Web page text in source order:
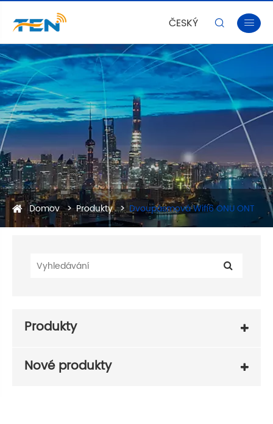
ČESKÝ  
Domov Produkty Dvoupásmová Wifi6 ONU ONT
Produkty
Nové produkty